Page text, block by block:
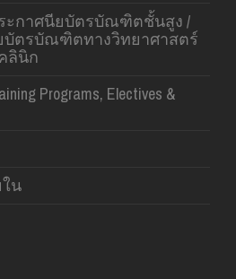
ะกาศนียบัตรบัณฑิตชั้นสูง /
บัตรบัณฑิตทางวิทยาศาสตร์
ลินิก
Programs, Electives &
น